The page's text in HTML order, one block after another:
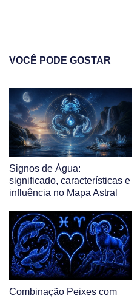
VOCÊ PODE GOSTAR
Signos de Água:
significado, características e
influência no Mapa Astral
Combinação Peixes com